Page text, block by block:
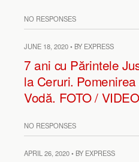
NO RESPONSES
JUNE 18, 2020 • BY EXPRESS
7 ani cu Părintele
la Ceruri.
Vodă. FOTO / VIDEO
NO RESPONSES
APRIL 26, 2020 • BY EXPRESS